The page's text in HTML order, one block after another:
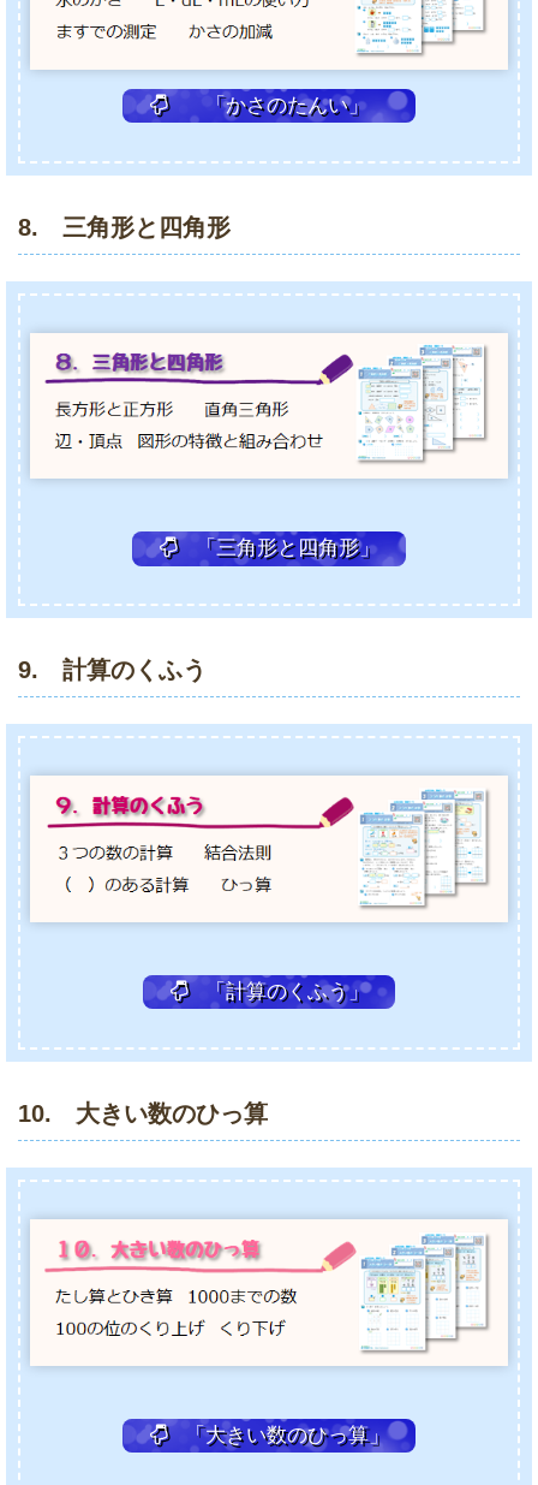
「かさのたんい」
8. 三角形と四角形
「三角形と四角形」
9. 計算のくふう
「計算のくふう」
10. 大きい数のひっ算
「大きい数のひっ算」